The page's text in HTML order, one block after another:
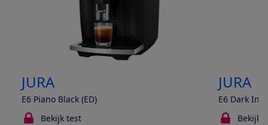
JURA
E6 Piano Black (ED)
JURA
E6 Dark
Bekijk test
Bekijk